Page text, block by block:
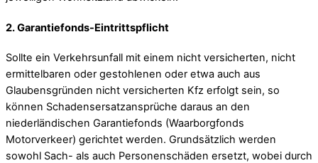
2. Garantiefonds-Eintrittspflicht
Sollte ein Verkehrsunfall mit einem nicht versicherten, nicht
ermittelbaren oder gestohlenen oder etwa auch aus
Glaubensgründen nicht versicherten Kfz erfolgt sein, so
können Schadensersatzansprüche daraus an den
niederländischen Garantiefonds (Waarborgfonds
Motorverkeer) gerichtet werden. Grundsätzlich werden
sowohl Sach- als auch Personenschäden ersetzt, wobei durch